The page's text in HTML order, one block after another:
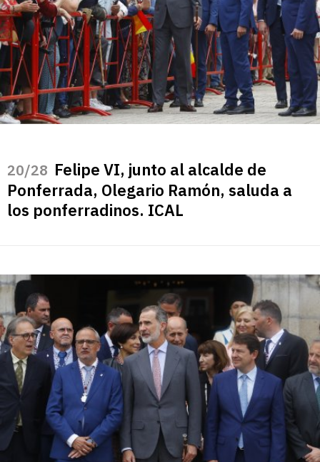
/28 Felipe VI, junto al alcalde de
Ponferrada, Olegario Ramón, saluda a
los ponferradinos. ICAL